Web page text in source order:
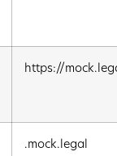
https://
.mock.legal